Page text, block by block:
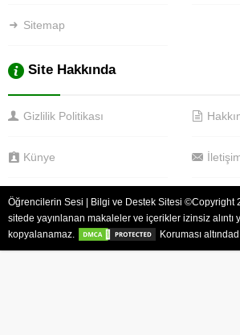
Sitemap
Site Hakkında
Gizlilik Politikası
Künye
Öğrencilerin Sesi | Bilgi ve Destek Sitesi ©Copyright
sitede yayınlanan makaleler ve içerikler izinsiz alıntı
kopyalanamaz.
Koruması